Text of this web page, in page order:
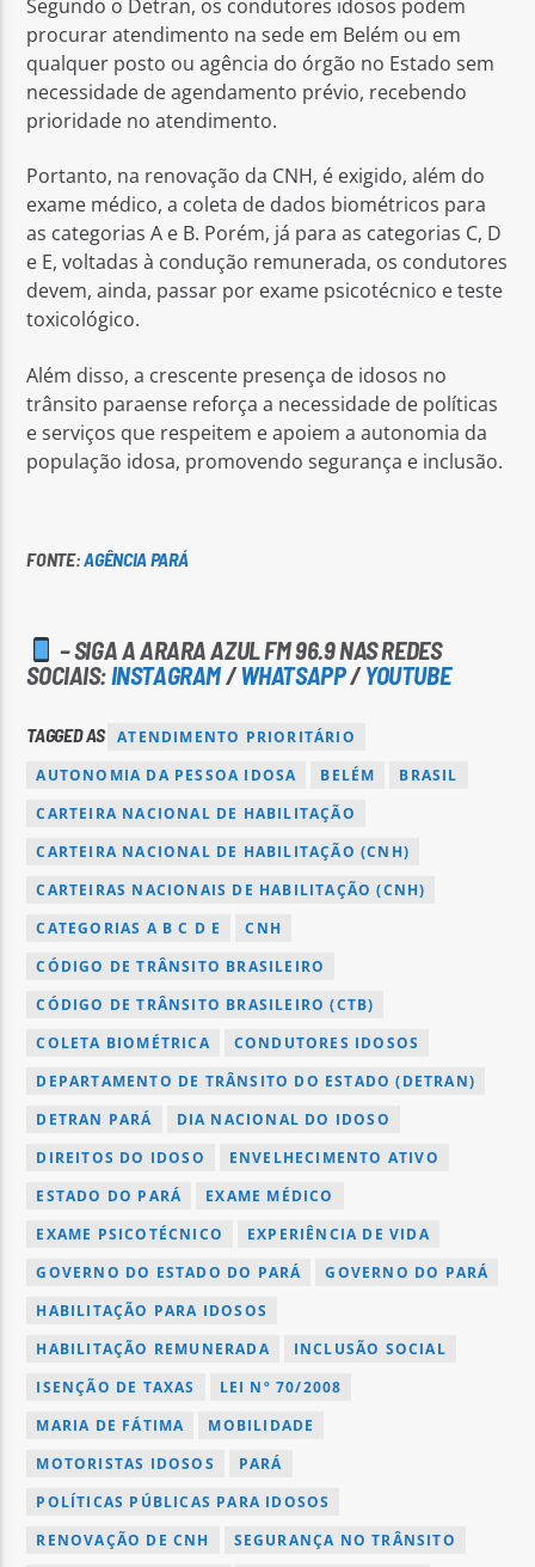
Segundo o Detran, os condutores idosos podem
procurar atendimento na sede em Belém ou em
qualquer posto ou agência do órgão no Estado sem
necessidade de agendamento prévio, recebendo
prioridade no atendimento.
Portanto, na renovação da CNH, é exigido, além do
exame médico, a coleta de dados biométricos para
as categorias A e B. Porém, já para as categorias C, D
e E, voltadas à condução remunerada, os condutores
devem, ainda, passar por exame psicotécnico e teste
toxicológico.
Além disso, a crescente presença de idosos no
trânsito paraense reforça a necessidade de políticas
e serviços que respeitem e apoiem a autonomia da
população idosa, promovendo segurança e inclusão.
FONTE:AGÊNCIA PARÁ
– SIGA A ARARA AZUL FM 96.9 NAS REDES
SOCIAIS: INSTAGRAM/WHATSAPP/YOUTUBE
TAGGED AS ATENDIMENTO PRIORITÁRIO
AUTONOMIA DA PESSOA IDOSA
BELÉM
BRASIL
CARTEIRA NACIONAL DE HABILITAÇÃO
CARTEIRA NACIONAL DE HABILITAÇÃO (CNH)
CARTEIRAS NACIONAIS DE HABILITAÇÃO (CNH)
CATEGORIAS A B C D E
CNH
CÓDIGO DE TRÂNSITO BRASILEIRO
CÓDIGO DE TRÂNSITO BRASILEIRO (CTB)
COLETA BIOMÉTRICA
CONDUTORES IDOSOS
DEPARTAMENTO DE TRÂNSITO DO ESTADO (DETRAN)
DETRAN PARÁ
DIA NACIONAL DO IDOSO
DIREITOS DO IDOSO
ENVELHECIMENTO ATIVO
ESTADO DO PARÁ
EXAME MÉDICO
EXAME PSICOTÉCNICO
EXPERIÊNCIA DE VIDA
GOVERNO DO ESTADO DO PARÁ
GOVERNO DO PARÁ
HABILITAÇÃO PARA IDOSOS
HABILITAÇÃO REMUNERADA
INCLUSÃO SOCIAL
ISENÇÃO DE TAXAS
LEI Nº 70/2008
MARIA DE FÁTIMA
MOBILIDADE
MOTORISTAS IDOSOS
PARÁ
POLÍTICAS PÚBLICAS PARA IDOSOS
RENOVAÇÃO DE CNH
SEGURANÇA NO TRÂNSITO